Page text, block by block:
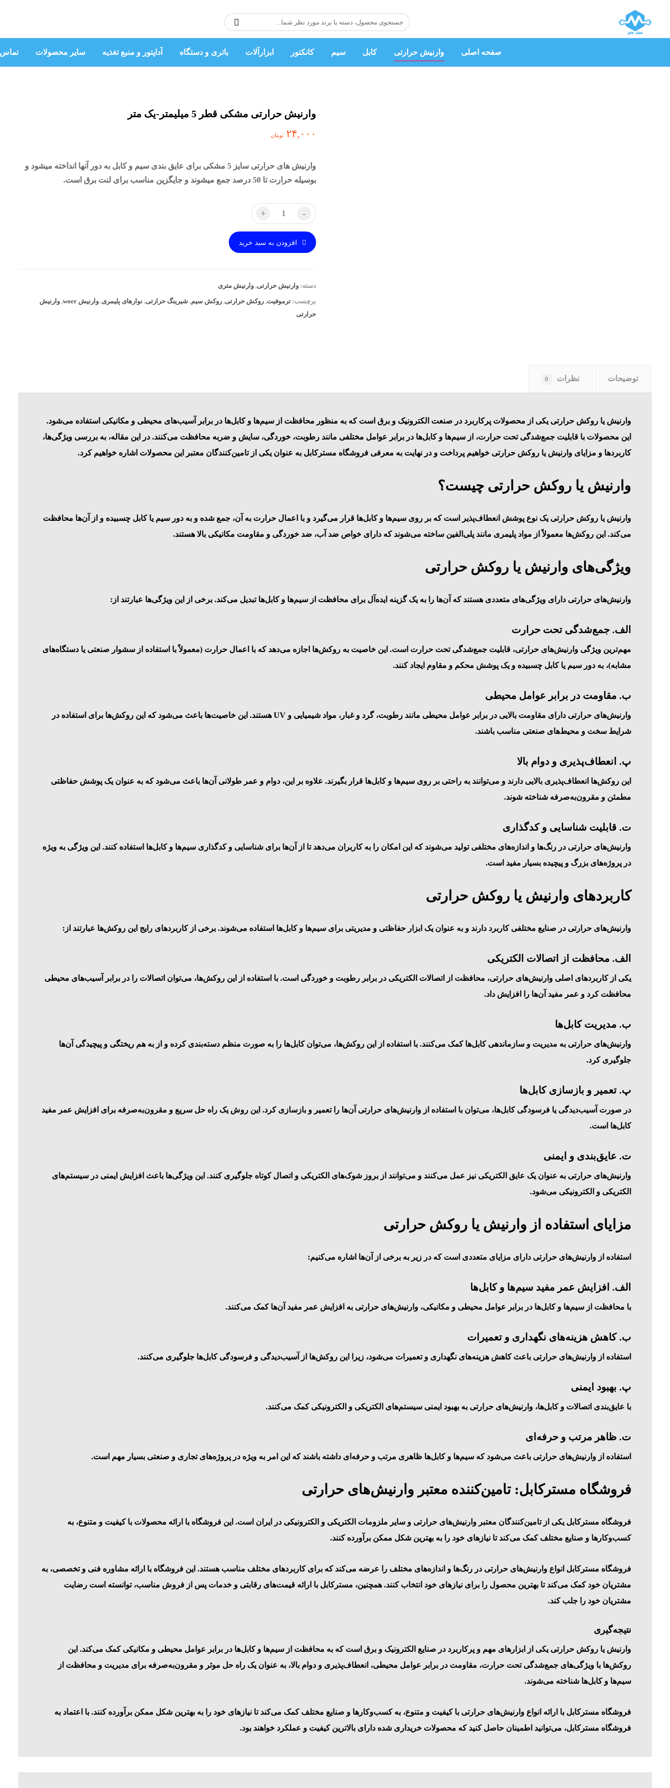
صفحه اصلی وارنیش حرارتی کابل سیم کانکتور ابزارآلات باتری و دستگاه آداپتور و منبع تغذیه سایر محصولات تماس
وارنیش حرارتی مشکی قطر 5 میلیمتر-یک متر
۲۴,۰۰۰ تومان
وارنیش های حرارتی سایز 5 مشکی برای عایق بندی سیم و کابل به دور آنها انداخته میشود و
بوسیله حرارت تا 50 درصد جمع میشوند و جایگزین مناسب برای لنت برق است.
-
+
افزودن به سبد خرید
دسته:وارنیش حرارتی,وارنیش متری
برچسب:ترموفیت,روکش حرارتی,روکش سیم,شیرینگ حرارتی, نوارهای پلیمری,وارنیش woer ,وارنیش
حرارتی
توضیحات نظرات 0
وارنیش یا روکش حرارتی یکی از محصولات پرکاربرد در صنعت الکترونیک و برق است که به منظور محافظت از سیم‌ها و کابل‌ها در برابر آسیب‌های محیطی و مکانیکی استفاده می‌شود.
این محصولات با قابلیت جمع‌شدگی تحت حرارت، از سیم‌ها و کابل‌ها در برابر عوامل مختلفی مانند رطوبت، خوردگی، سایش و ضربه محافظت می‌کنند. در این مقاله، به بررسی ویژگی‌ها،
کاربردها و مزایای وارنیش یا روکش حرارتی خواهیم پرداخت و در نهایت به معرفی فروشگاه مسترکابل به عنوان یکی از تامین‌کنندگان معتبر این محصولات اشاره خواهیم کرد.
وارنیش یا روکش حرارتی چیست؟
وارنیش یا روکش حرارتی یک نوع پوشش انعطاف‌پذیر است که بر روی سیم‌ها و کابل‌ها قرار می‌گیرد و با اعمال حرارت به آن، جمع شده و به دور سیم یا کابل چسبیده و از آن‌ها محافظت
می‌کند. این روکش‌ها معمولاً از مواد پلیمری مانند پلی‌الفین ساخته می‌شوند که دارای خواص ضد آب، ضد خوردگی و مقاومت مکانیکی بالا هستند.
ویژگی‌های وارنیش یا روکش حرارتی
وارنیش‌های حرارتی دارای ویژگی‌های متعددی هستند که آن‌ها را به یک گزینه ایده‌آل برای محافظت از سیم‌ها و کابل‌ها تبدیل می‌کند. برخی از این ویژگی‌ها عبارتند از:
الف. جمع‌شدگی تحت حرارت
مهم‌ترین ویژگی وارنیش‌های حرارتی، قابلیت جمع‌شدگی تحت حرارت است. این خاصیت به روکش‌ها اجازه می‌دهد که با اعمال حرارت (معمولاً با استفاده از سشوار صنعتی یا دستگاه‌های
مشابه)، به دور سیم یا کابل چسبیده و یک پوشش محکم و مقاوم ایجاد کنند.
ب. مقاومت در برابر عوامل محیطی
وارنیش‌های حرارتی دارای مقاومت بالایی در برابر عوامل محیطی مانند رطوبت، گرد و غبار، مواد شیمیایی و UV هستند. این خاصیت‌ها باعث می‌شود که این روکش‌ها برای استفاده در
شرایط سخت و محیط‌های صنعتی مناسب باشند.
پ. انعطاف‌پذیری و دوام بالا
این روکش‌ها انعطاف‌پذیری بالایی دارند و می‌توانند به راحتی بر روی سیم‌ها و کابل‌ها قرار بگیرند. علاوه بر این، دوام و عمر طولانی آن‌ها باعث می‌شود که به عنوان یک پوشش حفاظتی
مطمئن و مقرون‌به‌صرفه شناخته شوند.
ت. قابلیت شناسایی و کدگذاری
وارنیش‌های حرارتی در رنگ‌ها و اندازه‌های مختلفی تولید می‌شوند که این امکان را به کاربران می‌دهد تا از آن‌ها برای شناسایی و کدگذاری سیم‌ها و کابل‌ها استفاده کنند. این ویژگی به ویژه
در پروژه‌های بزرگ و پیچیده بسیار مفید است.
کاربردهای وارنیش یا روکش حرارتی
وارنیش‌های حرارتی در صنایع مختلفی کاربرد دارند و به عنوان یک ابزار حفاظتی و مدیریتی برای سیم‌ها و کابل‌ها استفاده می‌شوند. برخی از کاربردهای رایج این روکش‌ها عبارتند از:
الف. محافظت از اتصالات الکتریکی
یکی از کاربردهای اصلی وارنیش‌های حرارتی، محافظت از اتصالات الکتریکی در برابر رطوبت و خوردگی است. با استفاده از این روکش‌ها، می‌توان اتصالات را در برابر آسیب‌های محیطی
محافظت کرد و عمر مفید آن‌ها را افزایش داد.
ب. مدیریت کابل‌ها
وارنیش‌های حرارتی به مدیریت و سازماندهی کابل‌ها کمک می‌کنند. با استفاده از این روکش‌ها، می‌توان کابل‌ها را به صورت منظم دسته‌بندی کرده و از به هم ریختگی و پیچیدگی آن‌ها
جلوگیری کرد.
پ. تعمیر و بازسازی کابل‌ها
در صورت آسیب‌دیدگی یا فرسودگی کابل‌ها، می‌توان با استفاده از وارنیش‌های حرارتی آن‌ها را تعمیر و بازسازی کرد. این روش یک راه حل سریع و مقرون‌به‌صرفه برای افزایش عمر مفید
کابل‌ها است.
ت. عایق‌بندی و ایمنی
وارنیش‌های حرارتی به عنوان یک عایق الکتریکی نیز عمل می‌کنند و می‌توانند از بروز شوک‌های الکتریکی و اتصال کوتاه جلوگیری کنند. این ویژگی‌ها باعث افزایش ایمنی در سیستم‌های
الکتریکی و الکترونیکی می‌شود.
مزایای استفاده از وارنیش یا روکش حرارتی
استفاده از وارنیش‌های حرارتی دارای مزایای متعددی است که در زیر به برخی از آن‌ها اشاره می‌کنیم:
الف. افزایش عمر مفید سیم‌ها و کابل‌ها
با محافظت از سیم‌ها و کابل‌ها در برابر عوامل محیطی و مکانیکی، وارنیش‌های حرارتی به افزایش عمر مفید آن‌ها کمک می‌کنند.
ب. کاهش هزینه‌های نگهداری و تعمیرات
استفاده از وارنیش‌های حرارتی باعث کاهش هزینه‌های نگهداری و تعمیرات می‌شود، زیرا این روکش‌ها از آسیب‌دیدگی و فرسودگی کابل‌ها جلوگیری می‌کنند.
پ. بهبود ایمنی
با عایق‌بندی اتصالات و کابل‌ها، وارنیش‌های حرارتی به بهبود ایمنی سیستم‌های الکتریکی و الکترونیکی کمک می‌کنند.
ت. ظاهر مرتب و حرفه‌ای
استفاده از وارنیش‌های حرارتی باعث می‌شود که سیم‌ها و کابل‌ها ظاهری مرتب و حرفه‌ای داشته باشند که این امر به ویژه در پروژه‌های تجاری و صنعتی بسیار مهم است.
فروشگاه مسترکابل: تامین‌کننده معتبر وارنیش‌های حرارتی
فروشگاه مسترکابل یکی از تامین‌کنندگان معتبر وارنیش‌های حرارتی و سایر ملزومات الکتریکی و الکترونیکی در ایران است. این فروشگاه با ارائه محصولات با کیفیت و متنوع، به
کسب‌وکارها و صنایع مختلف کمک می‌کند تا نیازهای خود را به بهترین شکل ممکن برآورده کنند.
فروشگاه مسترکابل انواع وارنیش‌های حرارتی در رنگ‌ها و اندازه‌های مختلف را عرضه می‌کند که برای کاربردهای مختلف مناسب هستند. این فروشگاه با ارائه مشاوره فنی و تخصصی، به
مشتریان خود کمک می‌کند تا بهترین محصول را برای نیازهای خود انتخاب کنند. همچنین، مسترکابل با ارائه قیمت‌های رقابتی و خدمات پس از فروش مناسب، توانسته است رضایت
مشتریان خود را جلب کند.
نتیجه‌گیری
وارنیش یا روکش حرارتی یکی از ابزارهای مهم و پرکاربرد در صنایع الکترونیک و برق است که به محافظت از سیم‌ها و کابل‌ها در برابر عوامل محیطی و مکانیکی کمک می‌کند. این
روکش‌ها با ویژگی‌های جمع‌شدگی تحت حرارت، مقاومت در برابر عوامل محیطی، انعطاف‌پذیری و دوام بالا، به عنوان یک راه حل موثر و مقرون‌به‌صرفه برای مدیریت و محافظت از
سیم‌ها و کابل‌ها شناخته می‌شوند.
فروشگاه مسترکابل با ارائه انواع وارنیش‌های حرارتی با کیفیت و متنوع، به کسب‌وکارها و صنایع مختلف کمک می‌کند تا نیازهای خود را به بهترین شکل ممکن برآورده کنند. با اعتماد به
فروشگاه مسترکابل، می‌توانید اطمینان حاصل کنید که محصولات خریداری شده دارای بالاترین کیفیت و عملکرد خواهند بود.